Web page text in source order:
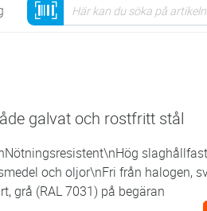
galvat och rostfritt stål
och oljor\nFri från halogen,
grå (RAL 7031) på begäran